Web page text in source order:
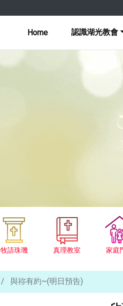
Home 認識湖光教會
牧語珠璣 真理教室 家庭
與祢有約~(明日預告)